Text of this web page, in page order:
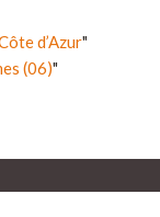
d’Azur"
(06)"